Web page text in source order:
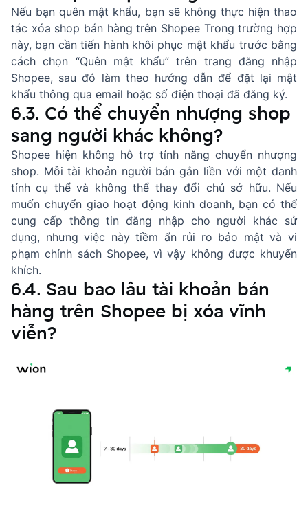
Nếu bạn quên mật khẩu, bạn sẽ không thực hiện thao
tác xóa shop bán hàng trên Shopee Trong trường hợp
này, bạn cần tiến hành khôi phục mật khẩu trước bằng
cách chọn “Quên mật khẩu” trên trang đăng nhập
Shopee, sau đó làm theo hướng dẫn để đặt lại mật
khẩu thông qua email hoặc số điện thoại đã đăng ký.
6.3. Có thể chuyển nhượng shop
sang người khác không?
Shopee hiện không hỗ trợ tính năng chuyển nhượng
shop. Mỗi tài khoản người bán gắn liền với một danh
tính cụ thể và không thể thay đổi chủ sở hữu. Nếu
muốn chuyển giao hoạt động kinh doanh, bạn có thể
cung cấp thông tin đăng nhập cho người khác sử
dụng, nhưng việc này tiềm ẩn rủi ro bảo mật và vi
phạm chính sách Shopee, vì vậy không được khuyến
khích.
6.4. Sau bao lâu tài khoản bán
hàng trên Shopee bị xóa vĩnh
viễn?